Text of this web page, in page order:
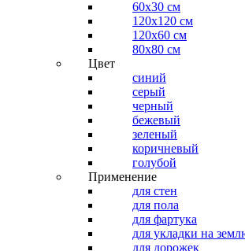
60x30 см
120x120 см
120x60 см
80x80 см
Цвет
синий
серый
черный
бежевый
зеленый
коричневый
голубой
Применение
для стен
для пола
для фартука
для укладки на
для дорожек